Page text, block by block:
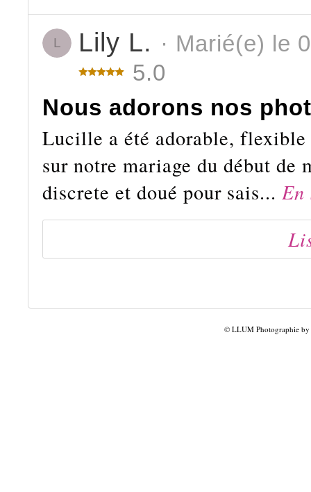
L Lily L. · Marié(e) le
5.0
Nous adorons nos
Lucille a été adorable,
sur notre mariage du début de
discrete et doué pour sais... En
© LLUM Photographie